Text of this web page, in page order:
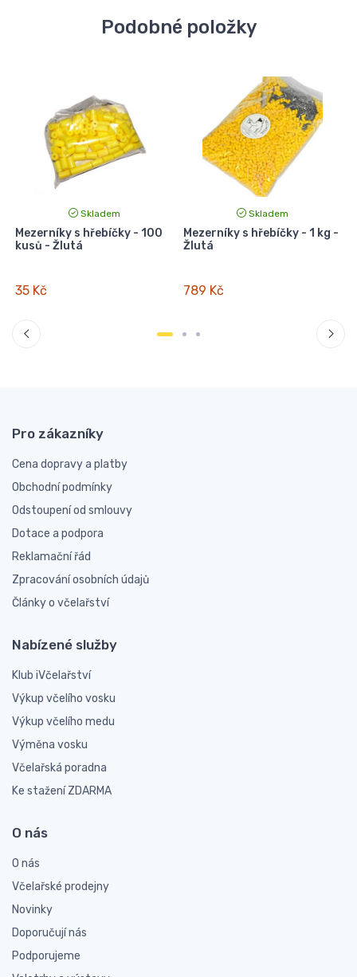
Podobné položky
Skladem
Mezerníky s hřebíčky - 100
kusů - Žlutá
35 Kč
Skladem
Mezerníky s hřebíčky - 1 kg -
Žlutá
789 Kč
Pro zákazníky
Cena dopravy a platby
Obchodní podmínky
Odstoupení od smlouvy
Dotace a podpora
Reklamační řád
Zpracování osobních údajů
Články o včelařství
Nabízené služby
Klub iVčelařství
Výkup včelího vosku
Výkup včelího medu
Výměna vosku
Včelařská poradna
Ke stažení ZDARMA
O nás
O nás
Včelařské prodejny
Novinky
Doporučují nás
Podporujeme